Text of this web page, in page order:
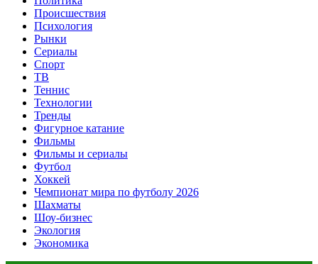
Происшествия
Психология
Рынки
Сериалы
Спорт
ТВ
Теннис
Технологии
Тренды
Фигурное катание
Фильмы
Фильмы и сериалы
Футбол
Хоккей
Чемпионат мира по футболу 2026
Шахматы
Шоу-бизнес
Экология
Экономика